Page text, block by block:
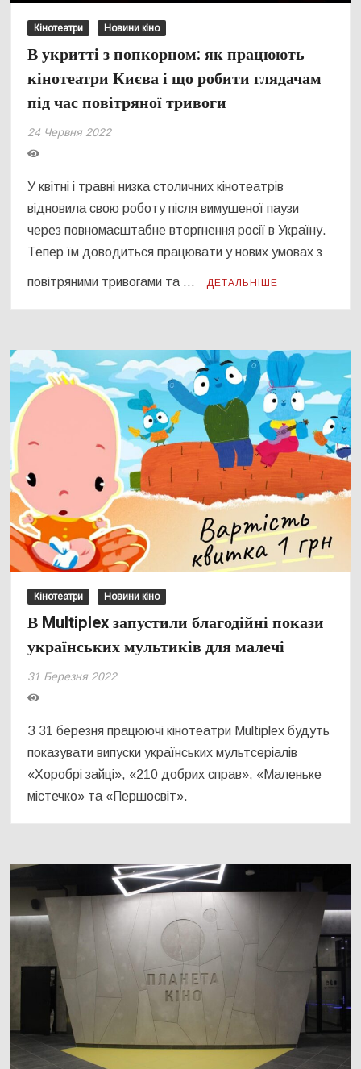
Кінотеатри Новини кіно
В укритті з попкорном: як працюють
кінотеатри Києва і що робити глядачам
під час повітряної тривоги
24 Червня 2022
У квітні і травні низка столичних кінотеатрів
відновила свою роботу після вимушеної паузи
через повномасштабне вторгнення росії в Україну.
Тепер їм доводиться працювати у нових умовах з
повітряними тривогами та … ДЕТАЛЬНІШЕ
Кінотеатри Новини кіно
В Multiplex запустили благодійні покази
українських мультиків для малечі
31 Березня 2022
З 31 березня працюючі кінотеатри Multiplex будуть
показувати випуски українських мультсеріалів
«Хоробрі зайці», «210 добрих справ», «Маленьке
містечко» та «Першосвіт».